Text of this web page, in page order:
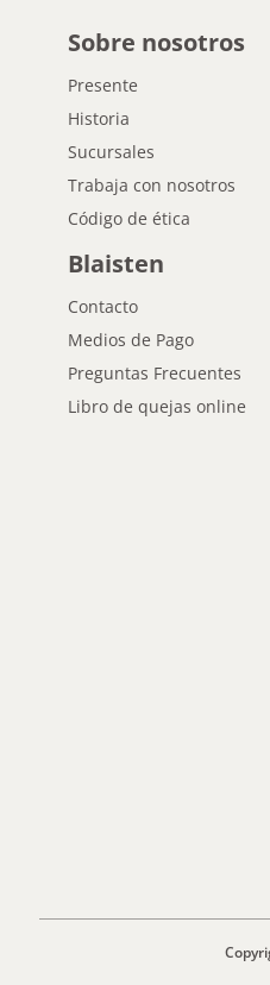
Sobre nosotros
Presente
Historia
Sucursales
Trabaja con nosotros
Código de ética
Blaisten
Contacto
Medios de Pago
Preguntas Frecuentes
Libro de quejas online